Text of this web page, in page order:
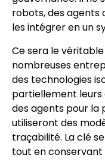
robots, des agents
les intégrer en un
Ce sera le
nombreuses
des technologies
partiellement leurs
des agents pour la
utiliseront des
traçabilité. La clé
tout en conservant